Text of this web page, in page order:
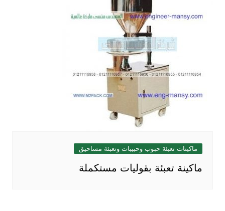
ماكينات تعبئة حبوب وحبيبات وتعبئة مساحيق
ماكينة تعبئة بقوليات مستكملة